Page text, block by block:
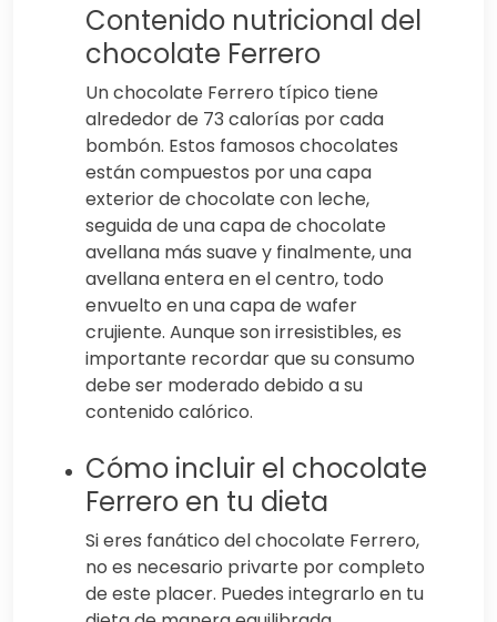
Contenido nutricional del
chocolate Ferrero
Un chocolate Ferrero típico tiene
alrededor de 73 calorías por cada
bombón. Estos famosos chocolates
están compuestos por una capa
exterior de chocolate con leche,
seguida de una capa de chocolate
avellana más suave y finalmente, una
avellana entera en el centro, todo
envuelto en una capa de wafer
crujiente. Aunque son irresistibles, es
importante recordar que su consumo
debe ser moderado debido a su
contenido calórico.
Cómo incluir el chocolate
Ferrero en tu dieta
Si eres fanático del chocolate Ferrero,
no es necesario privarte por completo
de este placer. Puedes integrarlo en tu